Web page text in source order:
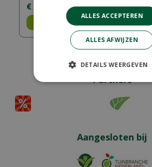
€
Bestel
Partners
Aangesloten bij
ALLES ACCEPTEREN
ALLES AFWIJZEN
DETAILS WEERGEVEN